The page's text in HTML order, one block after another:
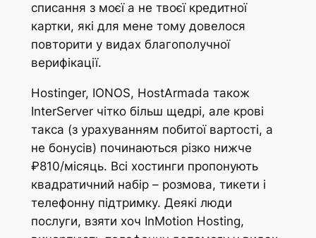
списання з моєї а не твоєї кредитної
картки, які для мене тому довелося
повторити у видах благополучної
верифікації.
Hostinger, IONOS, HostArmada також
InterServer чітко більш щедрі, але крові
такса (з урахуванням побитої вартості, а
не бонусів) починаються різко нижче
₽810/місяць. Всі хостинги пропонують
квадратичний набір – розмова, тикети і
телефонну підтримку. Деякі люди
послуги, взяти хоч InMotion Hosting,